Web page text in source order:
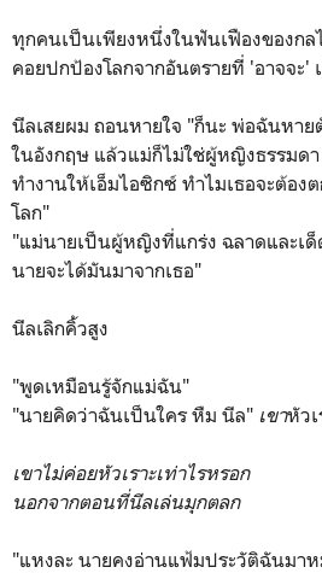
ทุกคนเป็นเพียงหนึ่งในฟันเฟืองของกล
คอยปกป้องโลกจากอันตรายที่ 'อาจจะ'
นีลเสยผม ถอนหายใจ "ก็นะ พ่อฉันหาย
ในอังกฤษ แล้วแม่ก็ไม่ใช่ผู้หญิงธรรมด
ทำงานให้เอ็มไอซิกซ์ ทำไมเธอจะต้อง
โลก"
"แม่นายเป็นผู้หญิงที่แกร่ง ฉลาดและเด็
นายจะได้มันมาจากเธอ"
นีลเลิกคิ้วสูง
"พูดเหมือนรู้จักแม่ฉัน"
"นายคิดว่าฉันเป็นใคร หืม นีล" เขาหัวเ
เขาไม่ค่อยหัวเราะเท่าไรหรอก
นอกจากตอนที่นีลเล่นมุกตลก
"แหงละ นายคงอ่านแฟ้มประวัติฉันมา